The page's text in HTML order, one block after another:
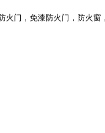
门，免漆防火门，防火